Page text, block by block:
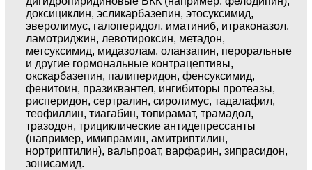
доксициклин, эсликарбазепин, этосуксимид,
эверолимус, галоперидол, иматиниб, итраконазол,
ламотриджин, левотироксин, метадон,
метсуксимид, мидазолам, оланзапин, пероральные
и другие гормональные контрацептивы,
окскарбазепин, палиперидон, фенсуксимид,
фенитоин, празиквантел, ингибиторы протеазы,
рисперидон, сертралин, сиролимус, тадалафил,
теофиллин, тиагабин, топирамат, трамадол,
тразодон, трициклические антидепрессанты
(например, имипрамин, амитриптилин,
нортриптилин), вальпроат, варфарин, зипрасидон,
зонисамид.